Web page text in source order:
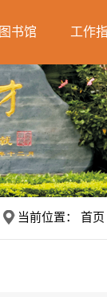
图书馆 工作
当前位置： 首页